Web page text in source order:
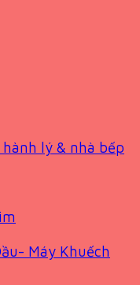
lý & nhà bếp
Máy Khuếch